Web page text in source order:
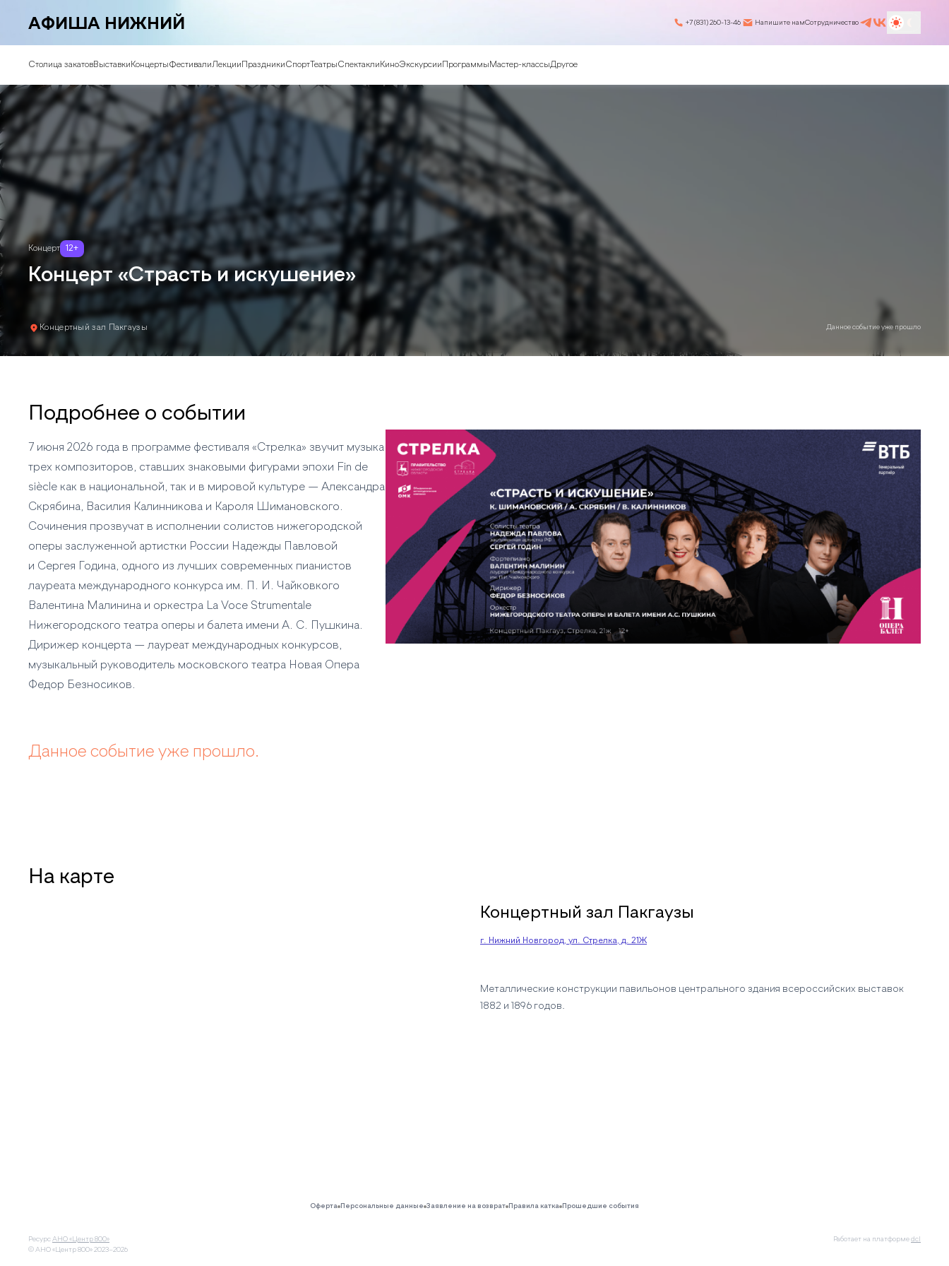
АФИША НИЖНИЙ +7 (831) 260-13-46 Напишите намСотрудничество
Столица закатовВыставкиКонцертыФестивалиЛекции ПраздникиСпорт ТеатрыСпектаклиКиноЭкскурсии Программы Мастер-классыДругое
Концерт 12+
Концерт «Страсть и искушение»
Концертный зал Пакгаузы Данное событие уже прошло
Подробнее о событии
7 июня 2026 года в программе фестиваля «Стрелка» звучит музыка
трех композиторов, ставших знаковыми фигурами эпохи Fin de
siècle как в национальной, так и в мировой культуре — Александра
Скрябина, Василия Калинникова и Кароля Шимановского.
Сочинения прозвучат в исполнении солистов нижегородской
оперы заслуженной артистки России Надежды Павловой
и Сергея Година, одного из лучших современных пианистов
лауреата международного конкурса им. П. И. Чайковкого
Валентина Малинина и оркестра La Voce Strumentale
Нижегородского театра оперы и балета имени А. С. Пушкина.
Дирижер концерта — лауреат международных конкурсов,
музыкальный руководитель московского театра Новая Опера
Федор Безносиков.
Данное событие уже прошло.
На карте
Концертный зал Пакгаузы
г. Нижний Новгород, ул. Стрелка, д. 21Ж
Металлические конструкции павильонов центрального здания всероссийских выставок
1882 и 1896 годов.
Оферта Персональные данные Заявление на возврат Правила катка Прошедшие события
Ресурс АНО «Центр 800»
© АНО «Центр 800» 2023–2026
Работает на платформе dcl